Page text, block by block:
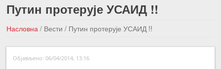
Путин протерује УСАИД !!
Насловна / Вести/ Путин протерује УСАИД !!
←Претходна вест
Следећа вест →
Објављено: 06/04/2014, 13:16